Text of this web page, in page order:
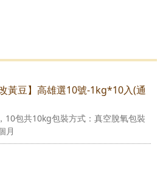
黃豆】高雄選10號-1kg*10入(通
10包共10kg包裝方式：真空脫氧包裝
月